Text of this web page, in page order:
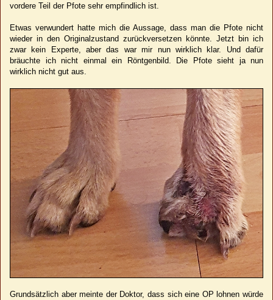
vordere Teil der Pfote sehr empfindlich ist.
Etwas verwundert hatte mich die Aussage, dass man die Pfote nicht
wieder in den Originalzustand zurückversetzen könnte. Jetzt bin ich
zwar kein Experte, aber das war mir nun wirklich klar. Und dafür
bräuchte ich nicht einmal ein Röntgenbild. Die Pfote sieht ja nun
wirklich nicht gut aus.
Grundsätzlich aber meinte der Doktor, dass sich eine OP lohnen würde